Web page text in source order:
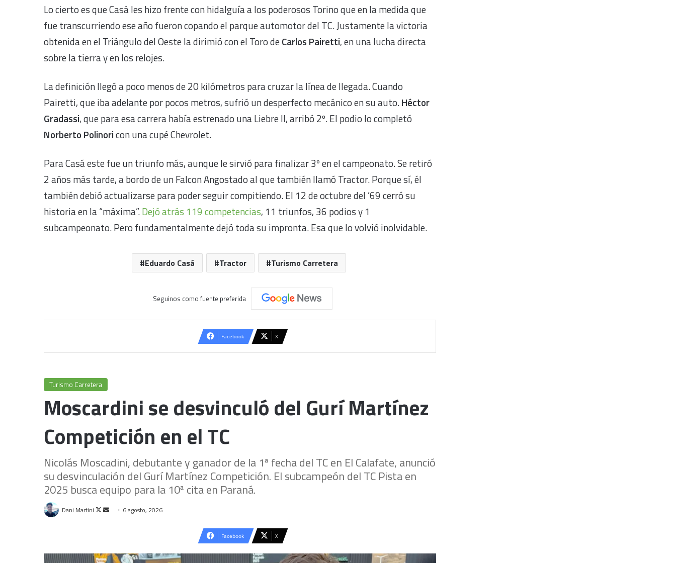
Lo cierto es que Casá les hizo frente con hidalguía a los poderosos Torino que en la medida que
fue transcurriendo ese año fueron copando el parque automotor del TC. Justamente la victoria
obtenida en el Triángulo del Oeste la dirimió con el Toro deCarlos Pairetti, en una lucha directa
sobre la tierra y en los relojes.
La definición llegó a poco menos de 20 kilómetros para cruzar la línea de llegada. Cuando
Pairetti, que iba adelante por pocos metros, sufrió un desperfecto mecánico en su auto.Héctor
Gradassi, que para esa carrera había estrenado una Liebre II, arribó 2º. El podio lo completó
Norberto Polinoricon una cupé Chevrolet.
Para Casá este fue un triunfo más, aunque le sirvió para finalizar 3º en el campeonato. Se retiró
2 años más tarde, a bordo de un Falcon Angostado al que también llamó Tractor. Porque sí, él
también debió actualizarse para poder seguir compitiendo. El 12 de octubre del ’69 cerró su
historia en la “máxima”.Dejó atrás 119 competencias, 11 triunfos, 36 podios y 1
subcampeonato. Pero fundamentalmente dejó toda su impronta. Esa que lo volvió inolvidable.
Eduardo Casá Tractor Turismo Carretera
Seguinos como fuente preferida
Facebook X